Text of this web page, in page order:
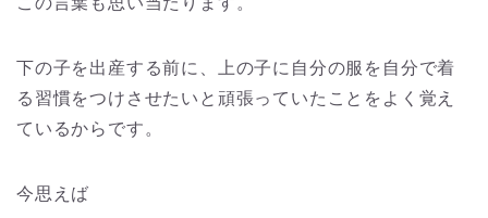
下の子を出産する前に、上の子に自分の服を自分で着
る習慣をつけさせたいと頑張っていたことをよく覚え
ているからです。
今思えば